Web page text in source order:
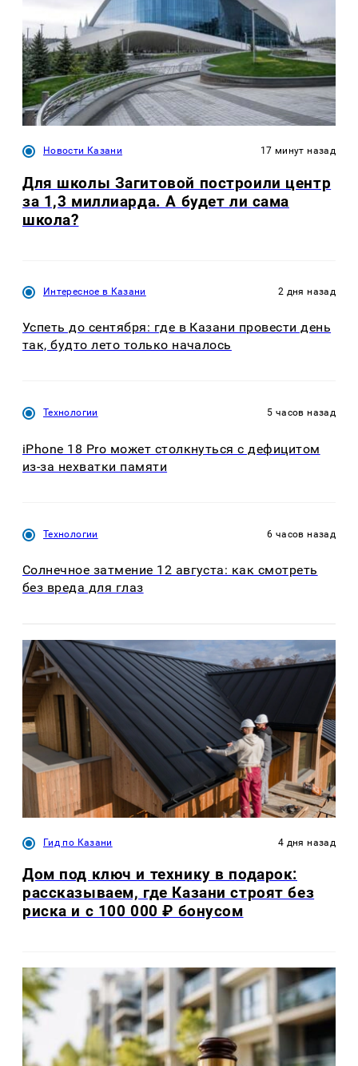
Новости Казани 17 минут назад
Для школы Загитовой построили центр
за 1,3 миллиарда. А будет ли сама
школа?
Интересное в Казани 2 дня назад
Успеть до сентября: где в Казани провести день
так, будто лето только началось
Технологии 5 часов назад
iPhone 18 Pro может столкнуться с дефицитом
из-за нехватки памяти
Технологии 6 часов назад
Солнечное затмение 12 августа: как смотреть
без вреда для глаз
Гид по Казани 4 дня назад
Дом под ключ и технику в подарок:
рассказываем, где Казани строят без
риска и с 100 000 ₽ бонусом